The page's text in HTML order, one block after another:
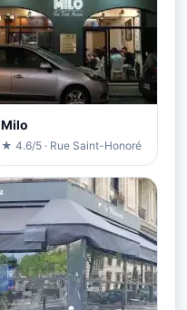
Milo
★ 4.6/5 · Rue Saint-Honoré